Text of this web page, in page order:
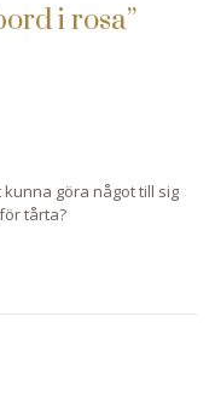
i rosa”
kunna göra något till sig
tårta?